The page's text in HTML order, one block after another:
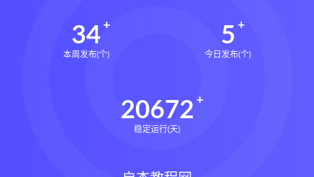
世道天机预测学下载
世道天机预测学网盘
世道天机预测学 青乌居士
实用命理学 财富显化的道法术下载
34
本周发布(个)
5
今日发布(个)
20672
稳定运行(天)